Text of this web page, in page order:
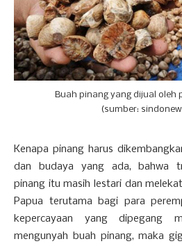
Buah pinang yang dijual oleh
(sumber:
Kenapa pinang harus
dan budaya yang ada, bahwa
pinang itu masih lestari dan
Papua terutama bagi para
kepercayaan yang dipegang
mengunyah buah pinang, maka